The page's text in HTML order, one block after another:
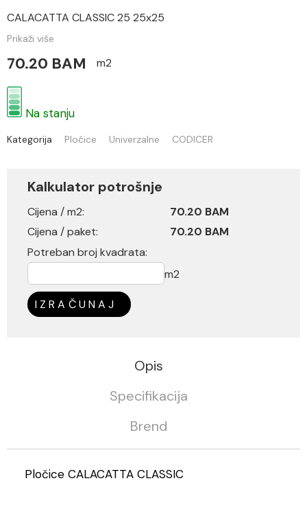
CALACATTA CLASSIC 25 25x25
Prikaži više
70.20 BAM m2
Na stanju
Kategorija Pločice Univerzalne CODICER
Kalkulator potrošnje
Cijena / m2:
70.20 BAM
Cijena / paket:
70.20 BAM
Potreban broj kvadrata:
m2
IZRAČUNAJ
Opis
Specifikacija
Brend
Pločice CALACATTA CLASSIC